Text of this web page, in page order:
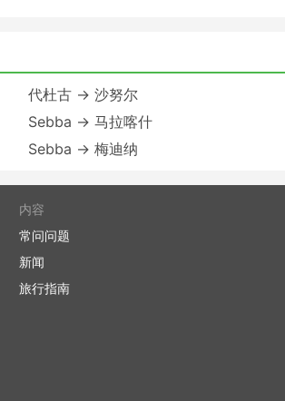
代杜古 → 沙努尔
Sebba → 马拉喀什
Sebba → 梅迪纳
内容
常问问题
新闻
旅行指南